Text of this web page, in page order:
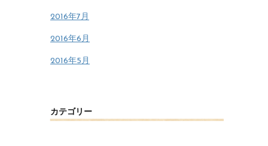
2016年7月
2016年6月
2016年5月
カテゴリー